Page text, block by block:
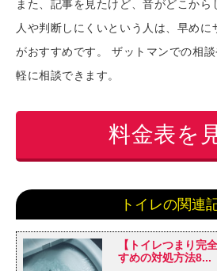
また、記事を見たけど、音がどこか
人や判断しにくいという人は、早め
がおすすめです。 ザットマンでの相
軽に相談できます。
料金表を
トイレの関連
【トイレつまり完
すめの対処方法8...